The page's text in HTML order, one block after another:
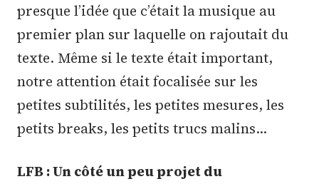
presque l’idée que c’était la musique au
premier plan sur laquelle on rajoutait du
texte. Même si le texte était important,
notre attention était focalisée sur les
petites subtilités, les petites mesures, les
petits breaks, les petits trucs malins…
LFB : Un côté un peu projet du